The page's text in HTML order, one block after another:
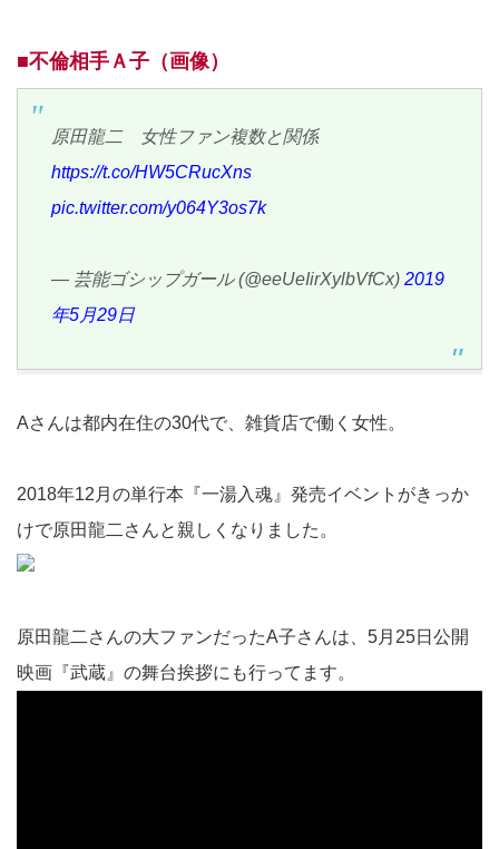
■不倫相手Ａ子（画像）
原田龍二 女性ファン複数と関係
https://t.co/HW5CRucXns
pic.twitter.com/y064Y3os7k
— 芸能ゴシップガール (@eeUeIirXylbVfCx) 2019
年5月29日
Aさんは都内在住の30代で、雑貨店で働く女性。
2018年12月の単行本『一湯入魂』発売イベントがきっか
けで原田龍二さんと親しくなりました。
原田龍二さんの大ファンだったA子さんは、5月25日公開
映画『武蔵』の舞台挨拶にも行ってます。